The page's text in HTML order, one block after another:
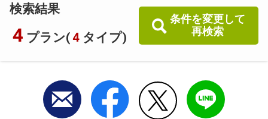
検索結果
4 プラン(4 タイプ)
条件を変更して
再検索